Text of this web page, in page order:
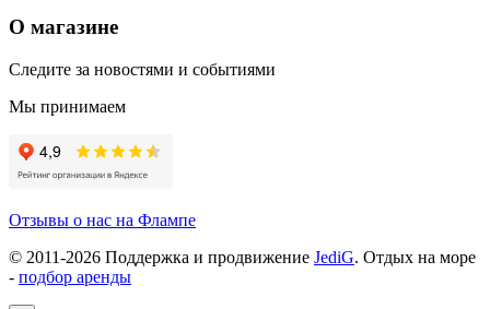
О магазине
Следите за новостями и событиями
Мы принимаем
Отзывы о нас на Флампе
© 2011-2026 Поддержка и продвижение JediG. Отдых на море
- подбор аренды